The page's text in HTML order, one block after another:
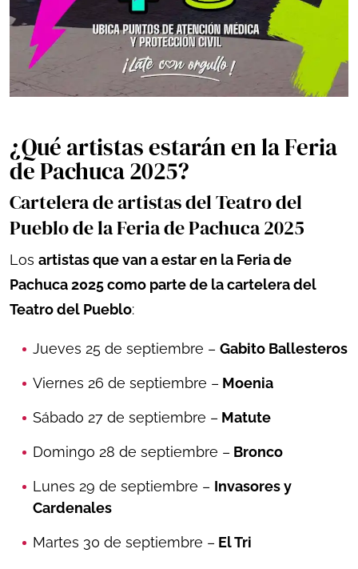
¿Qué artistas estarán en la Feria
de Pachuca 2025?
Cartelera de artistas del Teatro del
Pueblo de la Feria de Pachuca 2025
Los artistas que van a estar en la Feria de
Pachuca 2025 como parte de la cartelera del
Teatro del Pueblo:
Jueves 25 de septiembre – Gabito Ballesteros
Viernes 26 de septiembre – Moenia
Sábado 27 de septiembre – Matute
Domingo 28 de septiembre – Bronco
Lunes 29 de septiembre – Invasores y
Cardenales
Martes 30 de septiembre – El Tri